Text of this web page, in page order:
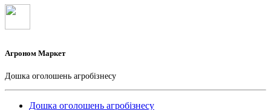
Агроном Маркет
Дошка оголошень агробізнесу
Дошка оголошень агробізнесу